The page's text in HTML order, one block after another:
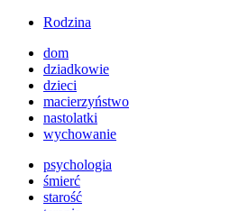
Rodzina
dom
dziadkowie
dzieci
macierzyństwo
nastolatki
wychowanie
psychologia
śmierć
starość